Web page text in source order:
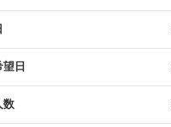
日
数